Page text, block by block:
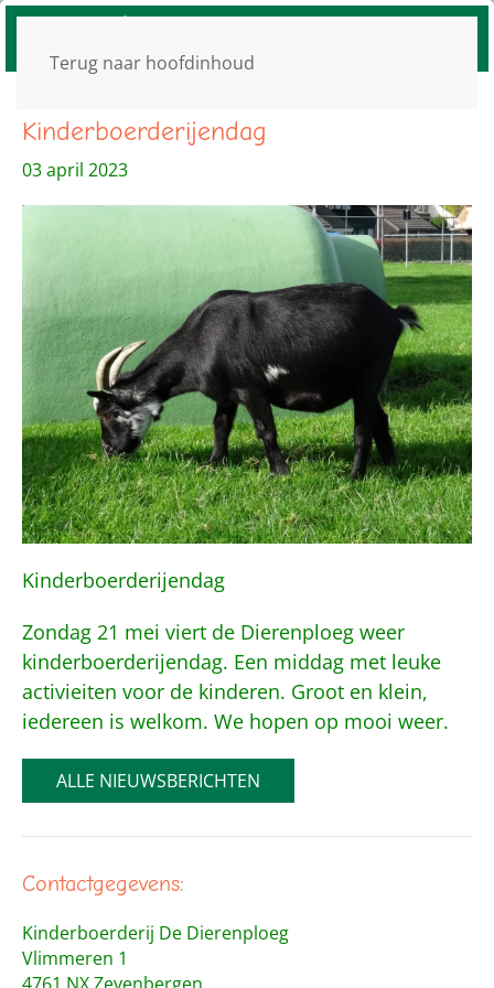
Terug naar hoofdinhoud
Kinderboerderijendag
03 april 2023
Kinderboerderijendag
Zondag 21 mei viert de Dierenploeg weer
kinderboerderijendag. Een middag met leuke
activieiten voor de kinderen. Groot en klein,
iedereen is welkom. We hopen op mooi weer.
ALLE NIEUWSBERICHTEN
Contactgegevens:
Kinderboerderij De Dierenploeg
Vlimmeren 1